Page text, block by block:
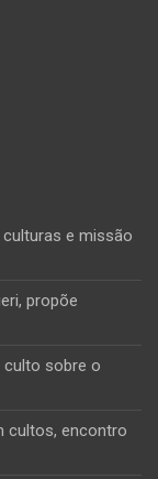
e missão
propõe
culto sobre o
cultos, encontro